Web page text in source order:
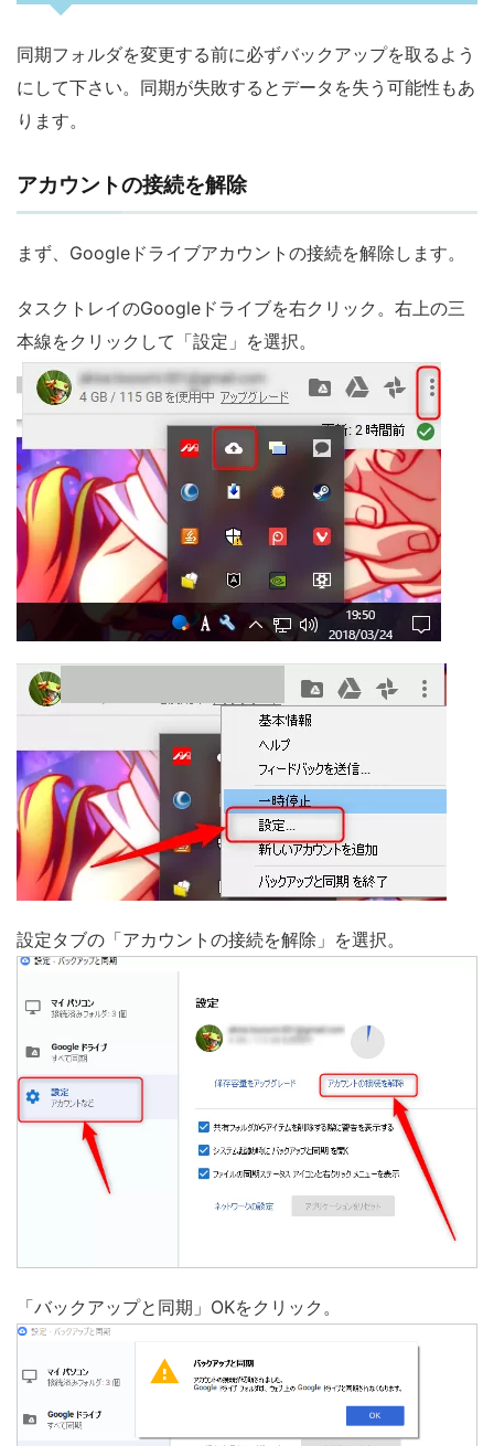
同期フォルダを変更する前に必ずバックアップを取るよう
にして下さい。同期が失敗するとデータを失う可能性もあ
ります。
アカウントの接続を解除
まず、Googleドライブアカウントの接続を解除します。
タスクトレイのGoogleドライブを右クリック。右上の三
本線をクリックして「設定」を選択。
設定タブの「アカウントの接続を解除」を選択。
「バックアップと同期」OKをクリック。